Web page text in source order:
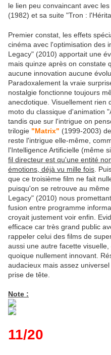
le lien peu convaincant avec
(1982) et sa suite "Tron :
Premier constat, les effets
cinéma avec l'optimisation des
Legacy" (2010) apportait une
mais quinze après on constate
aucune innovation aucune
Paradoxalement la vraie
nostalgie fonctionne toujours
anecdotique. Visuellement rien
moto du classique d'animation
tandis que sur l'intrigue on
trilogie "Matrix" (1999-2003)
reste l'intrigue elle-même,
l'Intelligence Artificielle (même
fil directeur est qu'une entité
émotions, déjà vu mille fois .
que ce troisième film ne fait
puisqu'on se retrouve au
Legacy" (2010) nous
fusion entre programme
croyait justement voir enfin.
efficace car très grand public
rappeler celui des films de
aussi une autre facette
quoique nullement innovant.
audacieux mais assez
prise de tête.
Note :
11/20